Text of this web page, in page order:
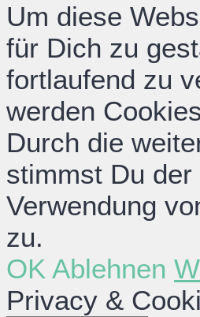
Um diese
für Dich zu
fortlaufend zu
werden
Durch die
stimmst Du der
Verwendung
zu.
OK Ablehnen
Privacy &